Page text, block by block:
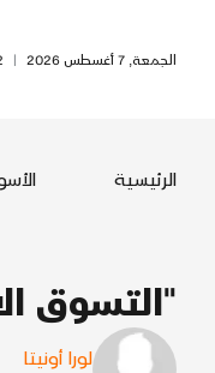
الجمعة, 7 أغسطس 2026 |
الرئيسية
"التسوق
لورا أونيتا